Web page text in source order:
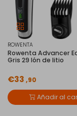
ROWENTA
Rowenta Advancer
Gris 29 Ión de litio
€33 ,90
Añadir al